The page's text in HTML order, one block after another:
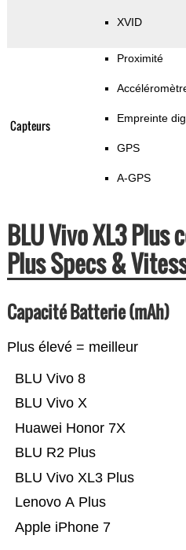
XVID
Capteurs
Proximité
Empreinte
GPS
A-GPS
BLU Vivo XL3 Plus
Plus Specs &
Capacité Batterie (mAh)
Plus élevé = meilleur
Apple iPhone 7
Lenovo A Plus
BLU Vivo XL3 Plus
BLU R2 Plus
Huawei Honor 7X
BLU Vivo X
BLU Vivo 8